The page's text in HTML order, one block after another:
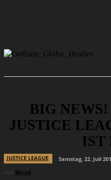
BIG
JUSTICE
IST
JUSTICE LEAGUE
Samstag, 22. Juli
von Bernd